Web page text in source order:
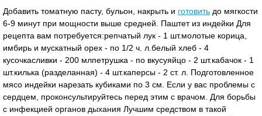
Добавить томатную пасту, бульон, накрыть и готовить до мягкости
6-9 минут при мощности выше средней. Паштет из индейки Для
рецепта вам потребуется:репчатый лук - 1 шт.молотые корица,
имбирь и мускатный орех - по 1/2 ч. л.белый хлеб - 4
кусочкасливки - 200 млпетрушка - по вкусуяйцо - 2 шт.кабачок - 1
шт.килька (разделанная) - 4 шт.каперсы - 2 ст. л. Подготовленное
мясо индейки нарезать кубиками по 3 см. Если у вас проблемы с
сердцем, проконсультируйтесь перед этим с врачом. Для борьбы
с инфекцией органов дыхания Лучшим средством в такой